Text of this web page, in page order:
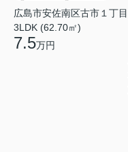
広島市安佐南区古市１丁目
3LDK (62.70㎡)
7.5万円